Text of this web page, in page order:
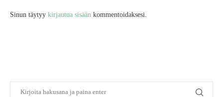
Sinun täytyy kirjautua sisään kommentoidaksesi.